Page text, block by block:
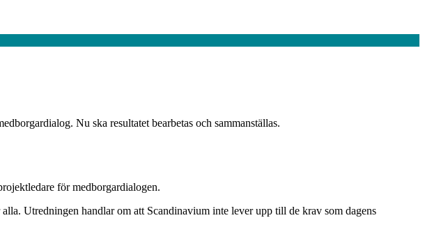
Nu ska resultatet bearbetas och sammanställas.
för medborgardialogen.
Utredningen handlar om att Scandinavium inte lever upp till de krav som dagens